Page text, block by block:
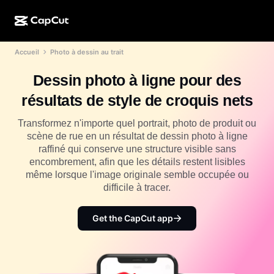
CapCut en ligne
CapCut Pad
CapCut sur mobile
Dreamina IA
Conception IA
Générateur de vidéos IA
Générateur d'images IA
Outil d'amélioration d'images IA
Dreamina Seedance 2.5
Outils IA
Éditeur et générateur de vidéos
Éditeur et générateur d'images
Éditeur et générateur de voix
Réseaux sociaux
Modèles pour les fêtes de fin d'année
Plus
Modèles de calendrier
Communauté
Initiatives
Affilié(e)s
Programme pour les pionniers et pionnières
Programme pour les partenaires créatifs
Campus créatif CapCut
Accueil Photo à dessin au trait
Dessin photo à ligne pour des
résultats de style de croquis nets
Transformez n'importe quel portrait, photo de produit ou
scène de rue en un résultat de dessin photo à ligne
raffiné qui conserve une structure visible sans
encombrement, afin que les détails restent lisibles
même lorsque l'image originale semble occupée ou
difficile à tracer.
Get the CapCut app